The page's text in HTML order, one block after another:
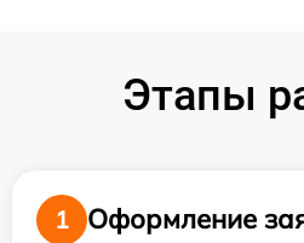
Этапы
1
Оформление